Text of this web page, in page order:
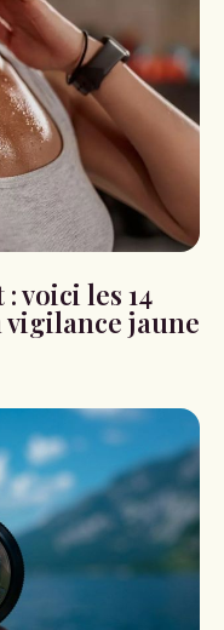
voici les 14
vigilance jaune